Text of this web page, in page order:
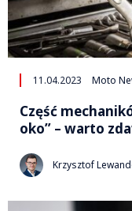
11.04.2023 Moto
Część
oko” – warto
Krzysztof